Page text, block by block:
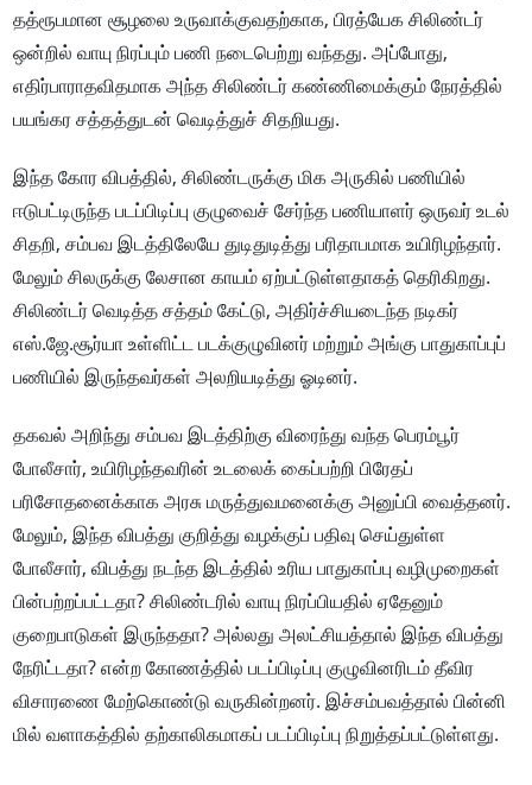
தத்ரூபமான சூழலை உருவாக்குவதற்காக, பிரத்யேக சிலிண்டர்
ஒன்றில் வாயு நிரப்பும் பணி நடைபெற்று வந்தது. அப்போது,
எதிர்பாராதவிதமாக அந்த சிலிண்டர் கண்ணிமைக்கும் நேரத்தில்
பயங்கர சத்தத்துடன் வெடித்துச் சிதறியது.
இந்த கோர விபத்தில், சிலிண்டருக்கு மிக அருகில் பணியில்
ஈடுபட்டிருந்த படப்பிடிப்பு குழுவைச் சேர்ந்த பணியாளர் ஒருவர் உடல்
சிதறி, சம்பவ இடத்திலேயே துடிதுடித்து பரிதாபமாக உயிரிழந்தார்.
மேலும் சிலருக்கு லேசான காயம் ஏற்பட்டுள்ளதாகத் தெரிகிறது.
சிலிண்டர் வெடித்த சத்தம் கேட்டு, அதிர்ச்சியடைந்த நடிகர்
எஸ்.ஜே.சூர்யா உள்ளிட்ட படக்குழுவினர் மற்றும் அங்கு பாதுகாப்புப்
பணியில் இருந்தவர்கள் அலறியடித்து ஓடினர்.
தகவல் அறிந்து சம்பவ இடத்திற்கு விரைந்து வந்த பெரம்பூர்
போலீசார், உயிரிழந்தவரின் உடலைக் கைப்பற்றி பிரேதப்
பரிசோதனைக்காக அரசு மருத்துவமனைக்கு அனுப்பி வைத்தனர்.
மேலும், இந்த விபத்து குறித்து வழக்குப் பதிவு செய்துள்ள
போலீசார், விபத்து நடந்த இடத்தில் உரிய பாதுகாப்பு வழிமுறைகள்
பின்பற்றப்பட்டதா? சிலிண்டரில் வாயு நிரப்பியதில் ஏதேனும்
குறைபாடுகள் இருந்ததா? அல்லது அலட்சியத்தால் இந்த விபத்து
நேரிட்டதா? என்ற கோணத்தில் படப்பிடிப்பு குழுவினரிடம் தீவிர
விசாரணை மேற்கொண்டு வருகின்றனர். இச்சம்பவத்தால் பின்னி
மில் வளாகத்தில் தற்காலிகமாகப் படப்பிடிப்பு நிறுத்தப்பட்டுள்ளது.